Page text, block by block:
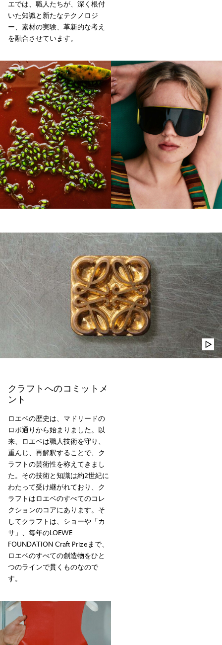
エでは、職人たちが、深く根付
いた知識と新たなテクノロジ
ー、素材の実験、革新的な考え
を融合させています。
クラフトへのコミットメ
ント
ロエベの歴史は、マドリードの
ロボ通りから始まりました。以
来、ロエベは職人技術を守り、
重んじ、再解釈することで、ク
ラフトの芸術性を称えてきまし
た。その技術と知識は約2世紀に
わたって受け継がれており、ク
ラフトはロエベのすべてのコレ
クションのコアにあります。そ
してクラフトは、ショーや「カ
サ」、毎年のLOEWE
FOUNDATION Craft Prizeまで、
ロエベのすべての創造物をひと
つのラインで貫くものなので
す。